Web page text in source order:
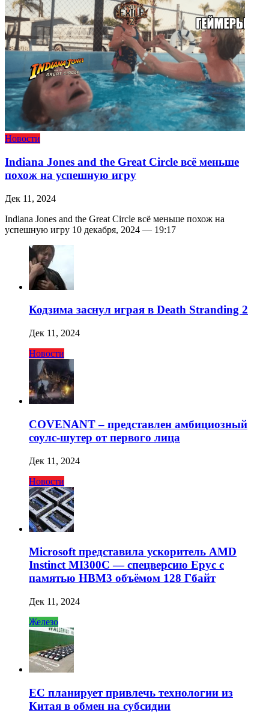
Новости
Indiana Jones and the Great Circle всё меньше
похож на успешную игру
Дек 11, 2024
Indiana Jones and the Great Circle всё меньше похож на
успешную игру 10 декабря, 2024 — 19:17
Кодзима заснул играя в Death Stranding 2
Дек 11, 2024
Новости
COVENANT – представлен амбициозный
соулс-шутер от первого лица
Дек 11, 2024
Новости
Microsoft представила ускоритель AMD
Instinct MI300C — спецверсию Epyc с
памятью HBM3 объёмом 128 Гбайт
Дек 11, 2024
Железо
ЕС планирует привлечь технологии из
Китая в обмен на субсидии